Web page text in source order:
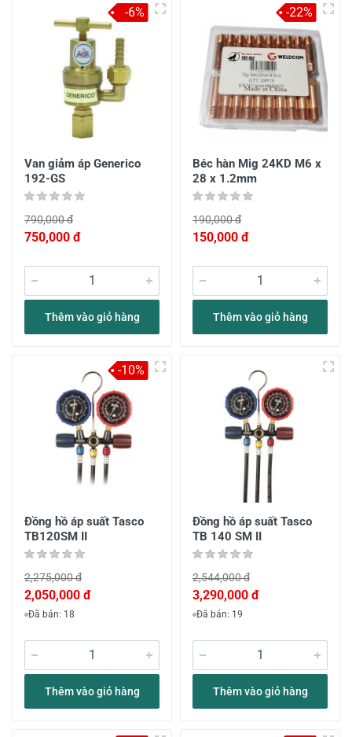
Van giảm áp Generico
192-GS
790,000 đ
750,000 đ
Thêm vào giỏ hàng
-6%
Béc hàn Mig 24KD M6 x
28 x 1.2mm
190,000 đ
150,000 đ
Thêm vào giỏ hàng
-22%
Đồng hồ áp suất Tasco
TB120SM II
2,275,000 đ
2,050,000 đ
Đã bán: 18
Thêm vào giỏ hàng
-10%
Đồng hồ áp suất Tasco
TB 140 SM II
2,544,000 đ
3,290,000 đ
Đã bán: 19
Thêm vào giỏ hàng